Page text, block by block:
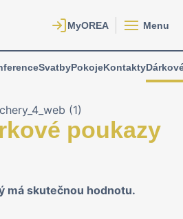
Menu
SvatbyPokojeKontakty
poukazy
má skutečnou hodnotu.